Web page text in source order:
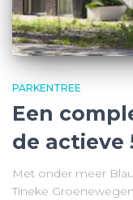
PARKENTREE
Een
de actieve
Met onder meer
Tineke